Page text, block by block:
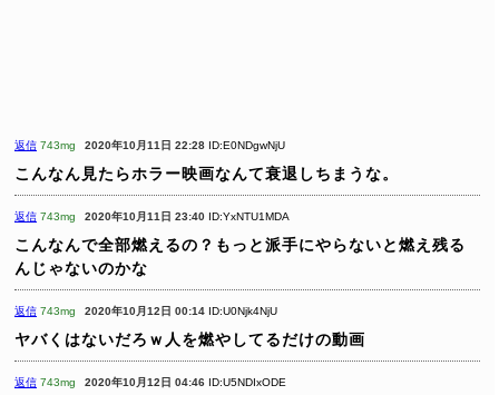
返信 743mg 2020年10月11日 22:28 ID:E0NDgwNjU
こんなん見たらホラー映画なんて衰退しちまうな。
返信 743mg 2020年10月11日 23:40 ID:YxNTU1MDA
こんなんで全部燃えるの？もっと派手にやらないと燃え残る
んじゃないのかな
返信 743mg 2020年10月12日 00:14 ID:U0Njk4NjU
ヤバくはないだろｗ人を燃やしてるだけの動画
返信 743mg 2020年10月12日 04:46 ID:U5NDIxODE